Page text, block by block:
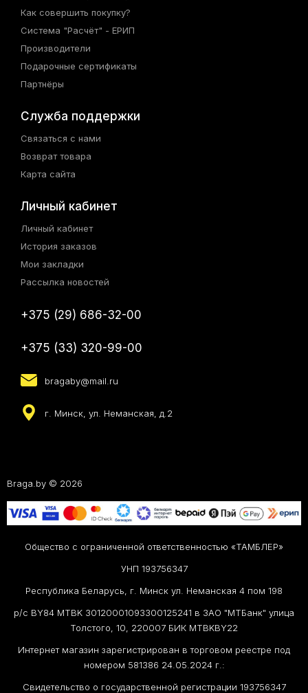
Как совершить покупку?
Система "Расчёт" - ЕРИП
Производители
Подарочные сертификаты
Партнёры
Служба поддержки
Связаться с нами
Возврат товара
Карта сайта
Личный кабинет
Личный кабинет
История заказов
Мои закладки
Рассылка новостей
+375 (29) 686-32-00
+375 (33) 320-99-00
bragaby@mail.ru
г. Минск, ул. Неманская, д.2
Braga.by © 2026
Общество с ограниченной ответственностью «ТАМБЛЕР»
УНП 193756347
Республика Беларусь, г. Минск ул. Неманская 4 пом 198
р/с BY84 MTBK 30120001093300125241 в ЗАО "МТБанк" улица
Толстого, 10, 220007 БИК MTBKBY22
Интернет магазин зарегистрирован в торговом реестре под
номером 581386 24.05.2024 г.:
Свидетельство о государственной регистрации 193756347